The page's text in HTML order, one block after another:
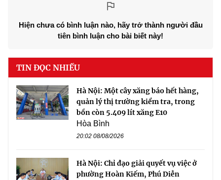
Hiện chưa có bình luận nào, hãy trở thành người đầu
tiên bình luận cho bài biết này!
TIN ĐỌC NHIỀU
Hà Nội: Một cây xăng báo hết hàng,
quản lý thị trường kiểm tra, trong
bồn còn 5.409 lít xăng E10
Hòa Bình
20:02 08/08/2026
Hà Nội: Chỉ đạo giải quyết vụ việc ở
phường Hoàn Kiếm, Phú Diễn